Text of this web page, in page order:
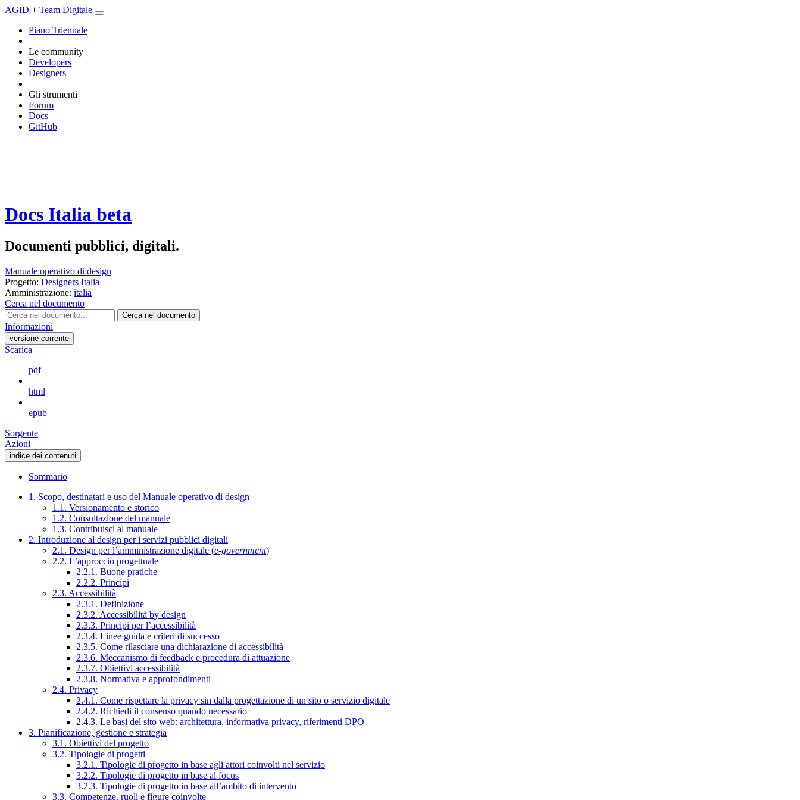
AGID + Team Digitale
Piano Triennale
Le community
Developers
Designers
Gli strumenti
Forum
Docs
GitHub
Docs Italia beta
Documenti pubblici, digitali.
Manuale operativo di design
Progetto: Designers Italia
Amministrazione: italia
Cerca nel documento
Cerca nel documento
Informazioni
versione-corrente
Scarica
pdf
html
epub
Sorgente
Azioni
indice dei contenuti
Sommario
1. Scopo, destinatari e uso del Manuale operativo di design
1.1. Versionamento e storico
1.2. Consultazione del manuale
1.3. Contribuisci al manuale
2. Introduzione al design per i servizi pubblici digitali
2.1. Design per l’amministrazione digitale (e-government)
2.2. L’approccio progettuale
2.2.1. Buone pratiche
2.2.2. Principi
2.3. Accessibilità
2.3.1. Definizione
2.3.2. Accessibilità by design
2.3.3. Principi per l’accessibilità
2.3.4. Linee guida e criteri di successo
2.3.5. Come rilasciare una dichiarazione di accessibilità
2.3.6. Meccanismo di feedback e procedura di attuazione
2.3.7. Obiettivi accessibilità
2.3.8. Normativa e approfondimenti
2.4. Privacy
2.4.1. Come rispettare la privacy sin dalla progettazione di un sito o servizio digitale
2.4.2. Richiedi il consenso quando necessario
2.4.3. Le basi del sito web: architettura, informativa privacy, riferimenti DPO
3. Pianificazione, gestione e strategia
3.1. Obiettivi del progetto
3.2. Tipologie di progetti
3.2.1. Tipologie di progetto in base agli attori coinvolti nel servizio
3.2.2. Tipologie di progetto in base al focus
3.2.3. Tipologie di progetto in base all’ambito di intervento
3.3. Competenze, ruoli e figure coinvolte